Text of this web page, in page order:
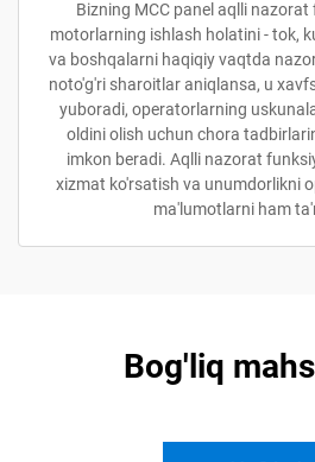
Bizning MCC panel aqlli
motorlarning ishlash holatini - tok,
va boshqalarni haqiqiy vaqtda
noto'g'ri sharoitlar aniqlansa, u
yuboradi, operatorlarning
oldini olish uchun chora
imkon beradi. Aqlli nazorat
xizmat ko'rsatish va unumdorlikni
ma'lumotlarni ham
Bog'liq